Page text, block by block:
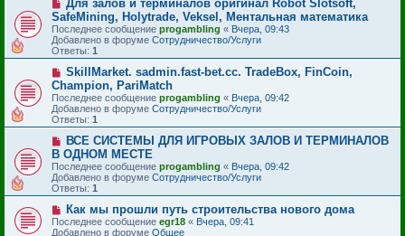
ео
б
щ
е
н
и
е
о
в
о
е
с
о
о
б
щ
е
н
и
Для залов и терминалов оригинал Robot Slotsoft,
SafeMining, Holytrade, Veksel, Ментальная математика
Последнее сообщение progambling « Вчера, 09:43
Добавлено в форуме Сотрудничество/Услуги
Ответы: 1
Н
о
в
о
е
с
о
о
б
щ
е
н
и
SkillMarket. sadmin.fast-bet.cc. TradeBox, FinCoin,
Champion, PariMatch
Последнее сообщение progambling « Вчера, 09:42
Добавлено в форуме Сотрудничество/Услуги
Ответы: 1
Н
о
в
о
е
с
о
о
б
ВСЕ СИСТЕМЫ ДЛЯ ИГРОВЫХ ЗАЛОВ И ТЕРМИНАЛОВ
В ОДНОМ МЕСТЕ
Последнее сообщение progambling « Вчера, 09:42
Добавлено в форуме Сотрудничество/Услуги
Ответы: 1
Н
о
в
Как мы прошли путь строительства нового дома
Последнее сообщение egr18 « Вчера, 09:41
Добавлено в форуме Общее